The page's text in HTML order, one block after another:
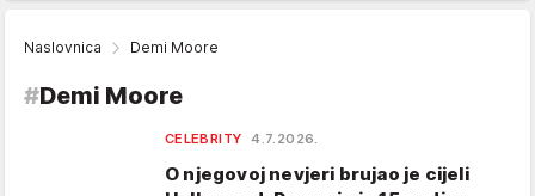
Naslovnica Demi Moore
#Demi Moore
CELEBRITY 4.7.2026.
O njegovoj nevjeri brujao je cijeli